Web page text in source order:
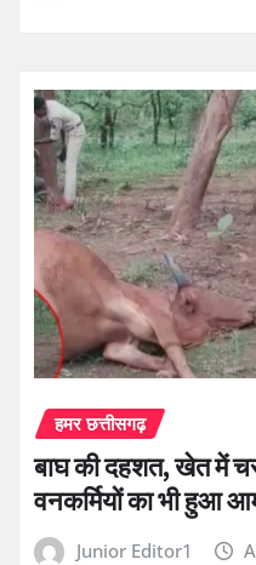
हमर छत्तीसगढ़
बाघ की दहशत, खेत में
वनकर्मियों का भी हुआ
Junior Editor1